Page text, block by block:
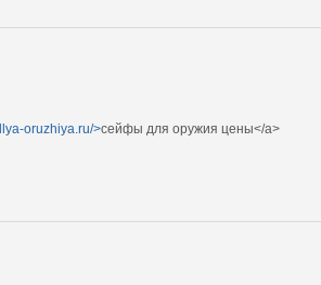
oruzhiya.ru/>сейфы для оружия цены</a>